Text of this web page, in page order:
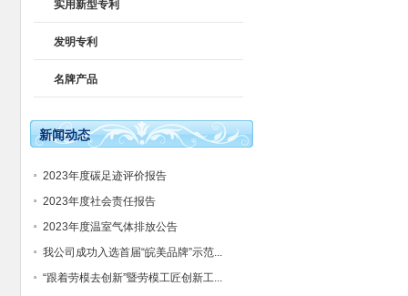
实用新型专利
发明专利
名牌产品
新闻动态
2023年度碳足迹评价报告
2023年度社会责任报告
2023年度温室气体排放公告
我公司成功入选首届“皖美品牌”示范...
“跟着劳模去创新”暨劳模工匠创新工...